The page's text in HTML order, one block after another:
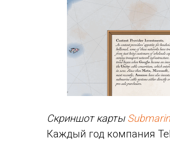
Скриншот карты
Каждый год компания